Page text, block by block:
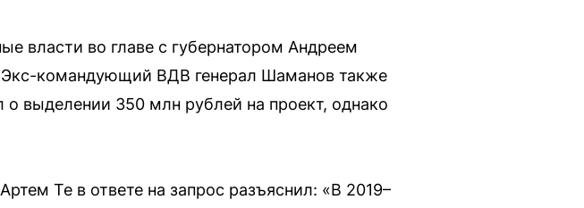
власти во главе с губернатором Андреем
командующий ВДВ генерал Шаманов также
выделении 350 млн рублей на проект, однако
Те в ответе на запрос разъяснил: «В 2019–